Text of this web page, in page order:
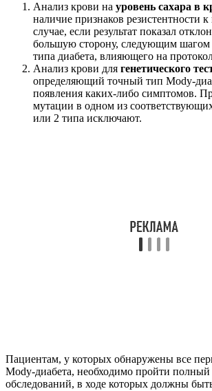
Анализ крови на уровень сахара в
наличие признаков резистентности
случае, если результат показал
большую сторону, следующим шагом
типа диабета, влияющего на
Анализ крови для генетического
определяющий точный тип Mody-
появления каких-либо симптомов.
мутации в одном из
или 2 типа исключают.
Пациентам, у которых обнаружены все
Mody-диабета, необходимо пройти полный
обследований, в ходе которых должны